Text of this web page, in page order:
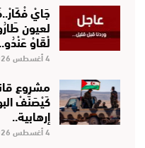
جَايْ
لعيون
لْقَاوْ
4 أغسطس 2026
مشروع
كَيْصَنَّفْ
إرهابية..
4 أغسطس 2026